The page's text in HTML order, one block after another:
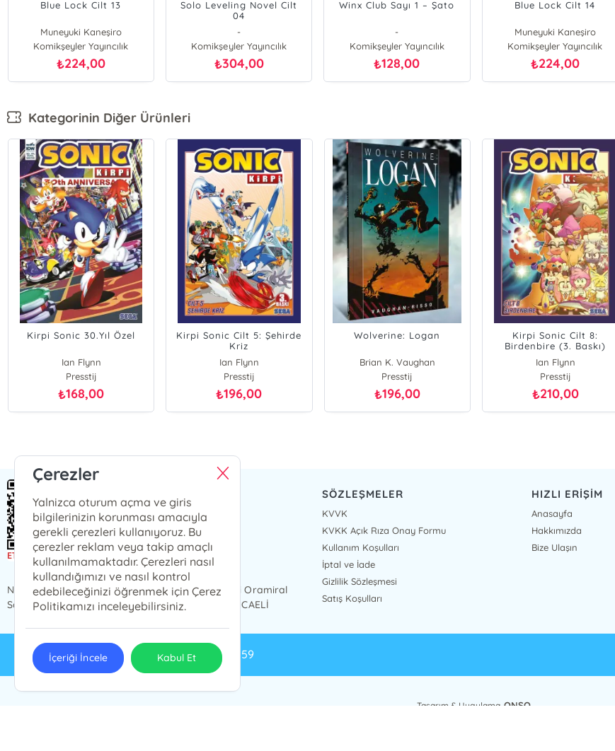
Blue Lock Cilt 13
Muneyuki Kaneşiro
Komikşeyler Yayıncılık
₺224,00
Solo Leveling Novel Cilt
04
-
Komikşeyler Yayıncılık
₺304,00
Winx Club Sayı 1 – Şato
-
Komikşeyler Yayıncılık
₺128,00
Blue Lock Cilt 14
Muneyuki Kaneşiro
Komikşeyler Yayıncılık
₺224,00
Kategorinin Diğer Ürünleri
Kirpi Sonic 30.Yıl Özel
Ian Flynn
Presstij
₺168,00
Kirpi Sonic Cilt 5: Şehirde
Kriz
Ian Flynn
Presstij
₺196,00
Wolverine: Logan
Brian K. Vaughan
Presstij
₺196,00
Kirpi Sonic Cilt 8:
Birdenbire (3. Baskı)
Ian Flynn
Presstij
₺210,00
PRESSTİJ
Presstij Çizgi Roman
NCİTY AVM 1 KAT, iç kapı no 49 Karabaş Mahallesi Oramiral
Salim Dervişoğlu Caddesi, No 82, 41300 İzmit / KOCAELİ
SÖZLEŞMELER
KVVK
KVKK Açık Rıza Onay Formu
Kullanım Koşulları
İptal ve İade
Gizlilik Sözleşmesi
Satış Koşulları
HIZLI ERİŞİM
Anasayfa
Hakkımızda
Bize Ulaşın
info@presstij.com.tr 0262 606 06 59
Tasarım & Uygulama ONSO
Çerezler
Yalnizca oturum açma ve giris
bilgilerinizin korunması amacıyla
gerekli çerezleri kullanıyoruz. Bu
çerezler reklam veya takip amaçlı
kullanılmamaktadır. Çerezleri nasıl
kullandığımızı ve nasıl kontrol
edebileceğinizi öğrenmek için Çerez
Politikamızı inceleyebilirsiniz.
İçeriği İncele Kabul Et